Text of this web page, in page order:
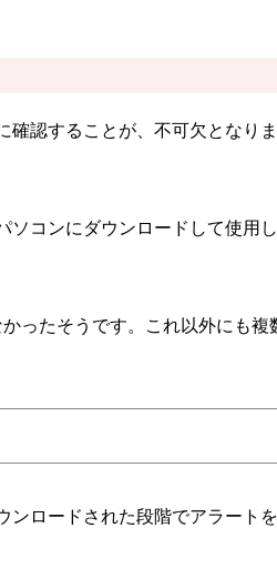
認することが、不可欠となり
コンにダウンロードして使用
ったそうです。これ以外にも
ロードされた段階でアラート